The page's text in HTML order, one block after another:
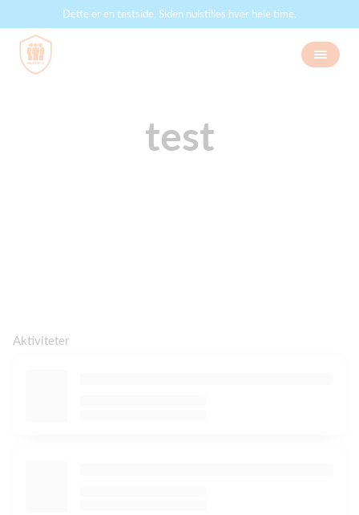
Dette er en testside. Siden nulstilles hver hele time.
test
Aktiviteter